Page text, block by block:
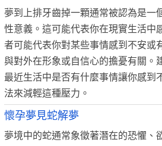
夢到上排牙齒掉一顆通常被認為是一
性意義。這可能代表你在現實生活中
者可能代表你對某些事情感到不安或
與對外在形象或自信心的擔憂有關。
最近生活中是否有什麼事情讓你感到
法來減輕這種壓力。
懷孕夢見蛇解夢
夢境中的蛇通常象徵著潛在的恐懼、